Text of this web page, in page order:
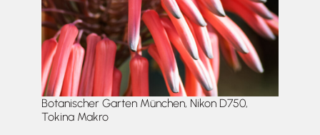
Botanischer Garten München, Nikon D750,
Tokina Makro